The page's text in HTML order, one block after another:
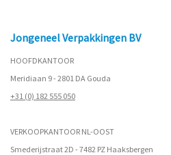
Jongeneel Verpakkingen BV
HOOFDKANTOOR
Meridiaan 9 - 2801 DA Gouda
+31 (0) 182 555 050
VERKOOPKANTOOR NL-OOST
Smederijstraat 2D - 7482 PZ Haaksbergen